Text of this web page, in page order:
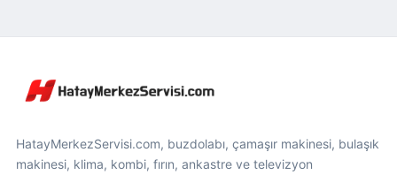
HatayMerkezServisi.com, buzdolabı, çamaşır makinesi, bulaşık
makinesi, klima, kombi, fırın, ankastre ve televizyon